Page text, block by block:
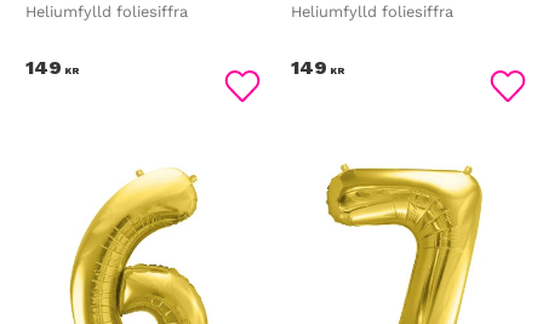
Heliumfylld foliesiffra
149 KR
Lägg till i favoriter
Heliumfylld foliesiffra
149 KR